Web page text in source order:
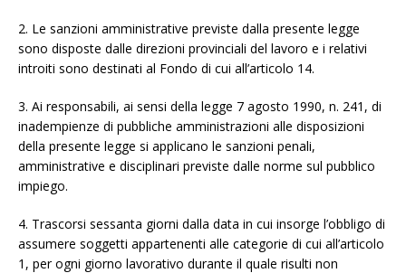
2. Le sanzioni amministrative previste dalla presente legge
sono disposte dalle direzioni provinciali del lavoro e i relativi
introiti sono destinati al Fondo di cui all’articolo 14.
3. Ai responsabili, ai sensi della legge 7 agosto 1990, n. 241, di
inadempienze di pubbliche amministrazioni alle disposizioni
della presente legge si applicano le sanzioni penali,
amministrative e disciplinari previste dalle norme sul pubblico
impiego.
4. Trascorsi sessanta giorni dalla data in cui insorge l’obbligo di
assumere soggetti appartenenti alle categorie di cui all’articolo
1, per ogni giorno lavorativo durante il quale risulti non